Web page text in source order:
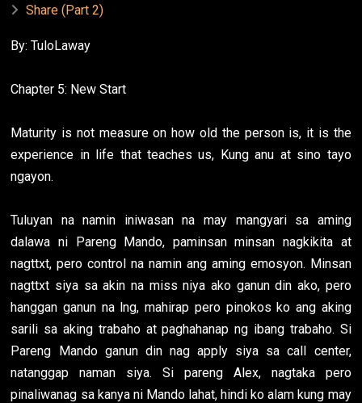
Share (Part 2)
By: TuloLaway
Chapter 5: New Start
Maturity is not measure on how old the person is, it is the
experience in life that teaches us, Kung anu at sino tayo
ngayon.
Tuluyan na namin iniwasan na may mangyari sa aming
dalawa ni Pareng Mando, paminsan minsan nagkikita at
nagttxt, pero control na namin ang aming emosyon. Minsan
nagttxt siya sa akin na miss niya ako ganun din ako, pero
hanggan ganun na lng, mahirap pero pinokos ko ang aking
sarili sa aking trabaho at paghahanap ng ibang trabaho. Si
Pareng Mando ganun din nag apply siya sa call center,
natanggap naman siya. Si pareng Alex, nagtaka pero
pinaliwanag sa kanya ni Mando lahat, hindi ko alam kung may